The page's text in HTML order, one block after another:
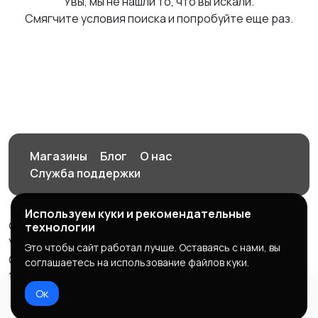
Смягчите условия поиска и попробуйте еще раз.
Магазины Блог
О нас
Служба поддержки
© 2026 Орен-АЙ - Авто | Недвижимость | Работа |
Услуги
Создал Карусов Е.С ООО "ЦПК" ИНН 5609203278 ОГРН
1235600008841
Правила сервиса
Используем куки и рекомендательные
технологии
Это чтобы сайт работал лучше. Оставаясь с нами, вы
соглашаетесь на использование файлов куки.
Ок